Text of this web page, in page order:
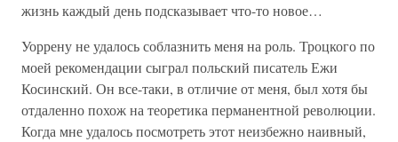
жизнь каждый день подсказывает что-то новое…
Уоррену не удалось соблазнить меня на роль. Троцкого по
моей рекомендации сыграл польский писатель Ежи
Косинский. Он все-таки, в отличие от меня, был хотя бы
отдаленно похож на теоретика перманентной революции.
Когда мне удалось посмотреть этот неизбежно наивный,